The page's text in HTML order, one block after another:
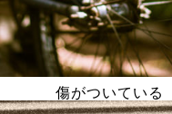
傷がついている